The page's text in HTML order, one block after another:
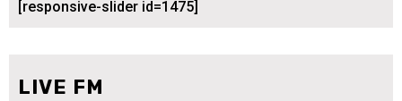
[responsive-slider id=1475]
LIVE FM